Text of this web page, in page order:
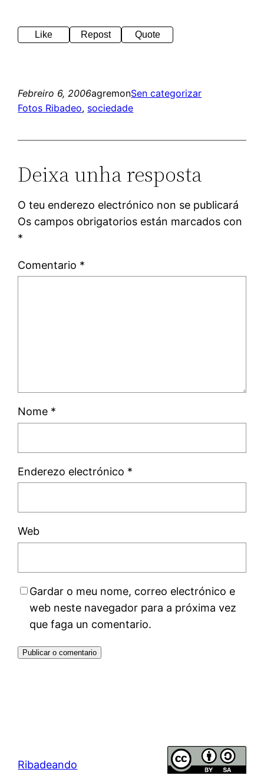
Like Repost Quote
Febreiro 6, 2006agremonSen categorizar
Fotos Ribadeo, sociedade
Deixa unha resposta
O teu enderezo electrónico non se publicará
Os campos obrigatorios están marcados con
*
Comentario *
Nome *
Enderezo electrónico *
Web
Gardar o meu nome, correo electrónico e
web neste navegador para a próxima vez
que faga un comentario.
Ribadeando